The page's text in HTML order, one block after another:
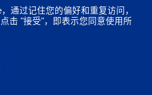
限制在本隐私政策所确定的目
留
私政策中确定的目的和用途。
通过记住您的偏好和重复访问，
击 "接受"，即表示您同意使用所